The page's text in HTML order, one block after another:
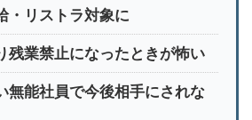
・リストラ対象に
残業禁止になったときが怖い
無能社員で今後相手にされな